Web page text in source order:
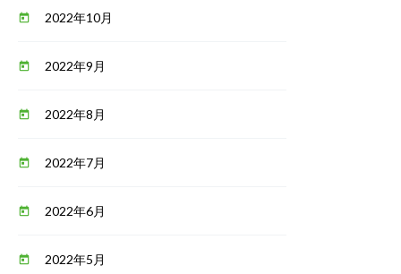
today 2022年10月
today 2022年9月
today 2022年8月
today 2022年7月
today 2022年6月
today 2022年5月